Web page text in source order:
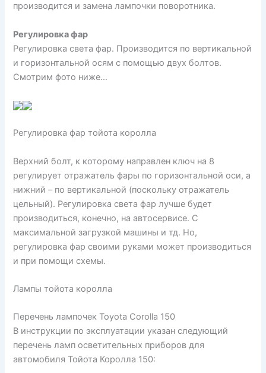
производится и замена лампочки поворотника.
Регулировка фар
Регулировка света фар. Производится по вертикальной
и горизонтальной осям с помощью двух болтов.
Смотрим фото ниже…
Регулировка фар тойота королла
Верхний болт, к которому направлен ключ на 8
регулирует отражатель фары по горизонтальной оси, а
нижний – по вертикальной (поскольку отражатель
цельный). Регулировка света фар лучше будет
производиться, конечно, на автосервисе. С
максимальной загрузкой машины и тд. Но,
регулировка фар своими руками может производиться
и при помощи схемы.
Лампы тойота королла
Перечень лампочек Toyota Corolla 150
В инструкции по эксплуатации указан следующий
перечень ламп осветительных приборов для
автомобиля Тойота Королла 150: